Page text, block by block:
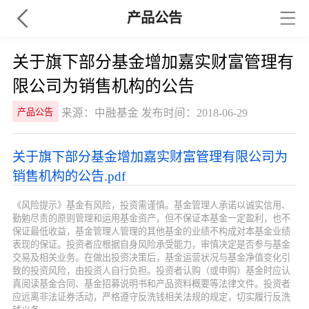
产品公告
关于旗下部分基金增加嘉实财富管理有
限公司为销售机构的公告
产品公告 来源：中融基金 发布时间：2018-06-29
关于旗下部分基金增加嘉实财富管理有限公司为
销售机构的公告.pdf
《风险提示》基金有风险，投资需谨慎。基金管理人承诺以诚实信用、
勤勉尽责的原则管理和运用基金资产，但不保证本基金一定盈利，也不
保证最低收益，基金管理人管理的其他基金的业绩不构成对本基金业绩
表现的保证。投资者应根据自身风险承受能力，审慎决定是否参与基金
交易及相关业务。在做出投资决策后，基金运营状况与基金净值变化引
致的投资风险，由投资人自行负担。投资者认购（或申购）基金时应认
真阅读基金合同、基金招募说明书和产品资料概要等法律文件。投资者
应远离非法证券活动，严格遵守反洗钱相关法规的规定，切实履行反洗